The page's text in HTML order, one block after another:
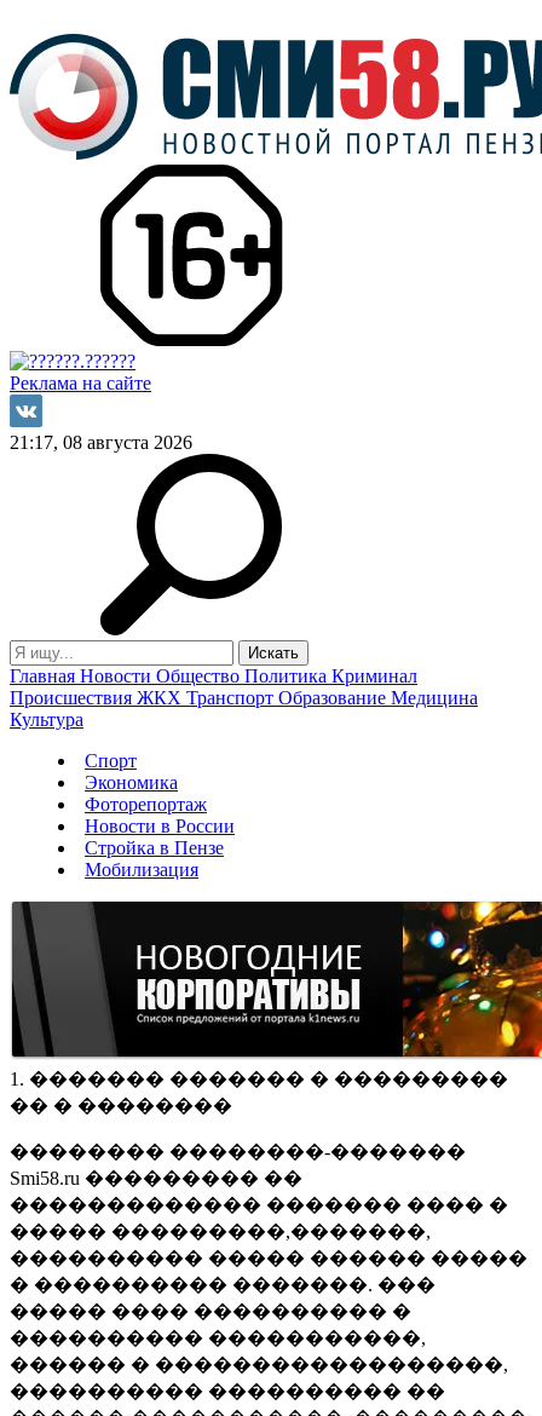
Реклама на сайте
21:17, 08 августа 2026
Главная Новости Общество Политика Криминал
Происшествия ЖКХ Транспорт Образование Медицина
Культура
Спорт
Экономика
Фоторепортаж
Новости в России
Стройка в Пензе
Мобилизация
1. ������� ������� � ���������
�� � ��������
�������� ��������-�������
Smi58.ru ��������� ��
������������� ������� ���� �
����� ���������,�������,
���������� ����� ������ �����
� ���������� �������. ���
����� ���� ���������� �
���������� �����������,
������ � ������������������,
���������� ���������� ��